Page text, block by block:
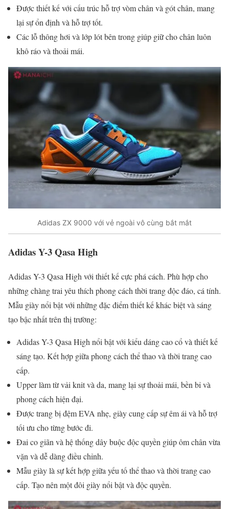
Được thiết kế với cấu trúc hỗ trợ vòm chân và gót chân, mang
lại sự ổn định và hỗ trợ tốt.
Các lỗ thông hơi và lớp lót bên trong giúp giữ cho chân luôn
khô ráo và thoải mái.
Adidas ZX 9000 với vẻ ngoài vô cùng bắt mắt
Adidas Y-3 Qasa High
Adidas Y-3 Qasa High với thiết kế cực phá cách. Phù hợp cho
những chàng trai yêu thích phong cách thời trang độc đáo, cá tính.
Mẫu giày nổi bật với những đặc điểm thiết kế khác biệt và sáng
tạo bậc nhất trên thị trường:
Adidas Y-3 Qasa High nổi bật với kiểu dáng cao cổ và thiết kế
sáng tạo. Kết hợp giữa phong cách thể thao và thời trang cao
cấp.
Upper làm từ vải knit và da, mang lại sự thoải mái, bền bỉ và
phong cách hiện đại.
Được trang bị đệm EVA nhẹ, giày cung cấp sự êm ái và hỗ trợ
tối ưu cho từng bước đi.
Đai co giãn và hệ thống dây buộc độc quyền giúp ôm chân vừa
vặn và dễ dàng điều chỉnh.
Mẫu giày là sự kết hợp giữa yếu tố thể thao và thời trang cao
cấp. Tạo nên một đôi giày nổi bật và độc quyền.